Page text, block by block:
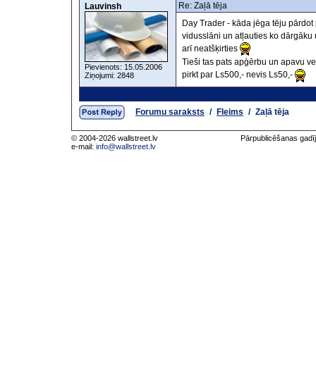
Lauvinsh
Pievienots: 15.05.2006
Ziņojumi: 2848
Re: Zaļā tēja
Day Trader - kāda jēga tēju
vidusslāni un atļauties ko dārgāku
arī neatšķirties
Tieši tas pats apģērbu un apavu
pirkt par Ls500,- nevis Ls50,-
Forumu saraksts / Fleims / Zaļā tēja
© 2004-2026 wallstreet.lv
e-mail: info@wallstreet.lv
Pārpublicēšanas